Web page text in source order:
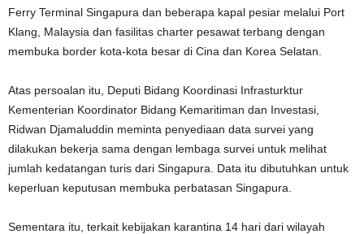
Ferry Terminal Singapura dan beberapa kapal pesiar melalui Port
Klang, Malaysia dan fasilitas charter pesawat terbang dengan
membuka border kota-kota besar di Cina dan Korea Selatan.
Atas persoalan itu, Deputi Bidang Koordinasi Infrasturktur
Kementerian Koordinator Bidang Kemaritiman dan Investasi,
Ridwan Djamaluddin meminta penyediaan data survei yang
dilakukan bekerja sama dengan lembaga survei untuk melihat
jumlah kedatangan turis dari Singapura. Data itu dibutuhkan untuk
keperluan keputusan membuka perbatasan Singapura.
Sementara itu, terkait kebijakan karantina 14 hari dari wilayah